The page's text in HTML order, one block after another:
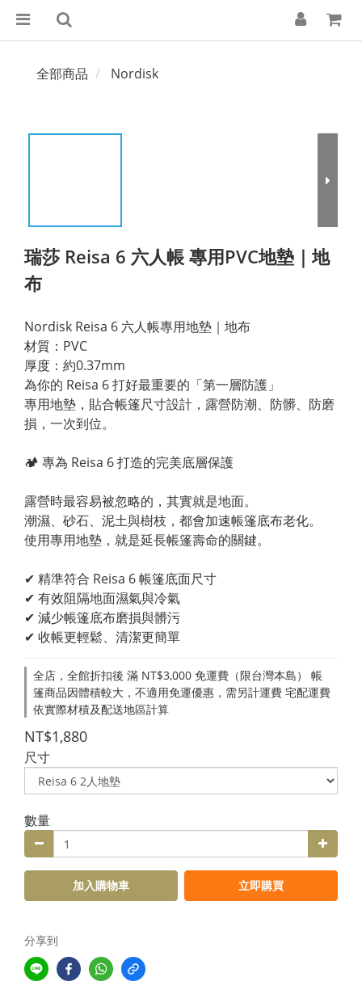
全部商品 Nordisk
瑞莎 Reisa 6 六人帳 專用PVC地墊｜地
布
Nordisk Reisa 6 六人帳專用地墊｜地布
材質：PVC
厚度：約0.37mm
為你的 Reisa 6 打好最重要的「第一層防護」
專用地墊，貼合帳篷尺寸設計，露營防潮、防髒、防磨
損，一次到位。
🏕 專為 Reisa 6 打造的完美底層保護
露營時最容易被忽略的，其實就是地面。
潮濕、砂石、泥土與樹枝，都會加速帳篷底布老化。
使用專用地墊，就是延長帳篷壽命的關鍵。
✔ 精準符合 Reisa 6 帳篷底面尺寸
✔ 有效阻隔地面濕氣與冷氣
✔ 減少帳篷底布磨損與髒污
✔ 收帳更輕鬆、清潔更簡單
全店，全館折扣後 滿 NT$3,000 免運費（限台灣本島） 帳
篷商品因體積較大，不適用免運優惠，需另計運費 宅配運費
依實際材積及配送地區計算
NT$1,880
尺寸
數量
加入購物車 立即購買
分享到